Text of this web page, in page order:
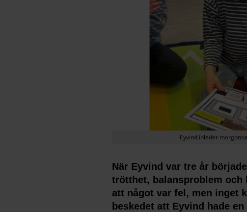
Eyvind inleder
När Eyvind var tre år
trötthet, balansproblem och
att något var fel, men inget
beskedet att Eyvind hade